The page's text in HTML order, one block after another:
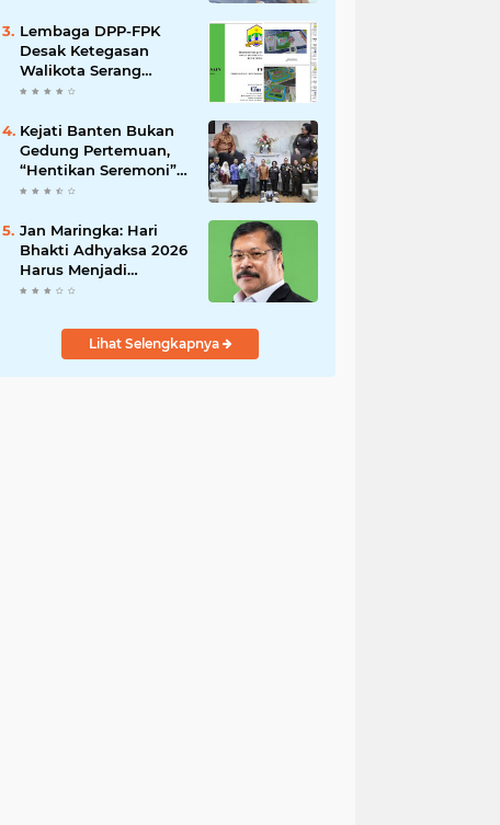
Lembaga DPP-FPK
Desak Ketegasan
Walikota Serang
Untuk Menghentikan
Alun-Alun
Kejati Banten Bukan
Gedung Pertemuan,
“Hentikan Seremoni”
Fokus Tuntaskan
Jan Maringka: Hari
Bhakti Adhyaksa 2026
Harus Menjadi
Momentum Reformasi
Lihat Selengkapnya